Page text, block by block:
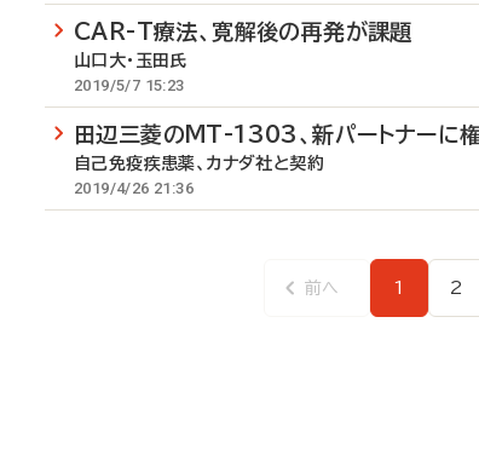
CAR-T療法、寛解後の再発が課題
山口大・玉田氏
2019/5/7 15:23
田辺三菱のMT-1303、新パートナーに
自己免疫疾患薬、カナダ社と契約
2019/4/26 21:36
前
前へ
ペ
1
ペ
ー
2